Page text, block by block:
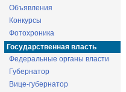
Объявления
Конкурсы
Фотохроника
Государственная власть
Федеральные органы власти
Губернатор
Вице-губернатор